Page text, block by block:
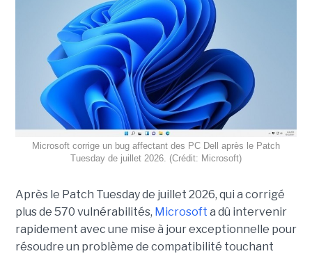
Microsoft corrige un bug affectant des PC Dell après le Patch
Tuesday de juillet 2026. (Crédit: Microsoft)
Après le Patch Tuesday de juillet 2026, qui a corrigé
plus de 570 vulnérabilités, Microsoft a dû intervenir
rapidement avec une mise à jour exceptionnelle pour
résoudre un problème de compatibilité touchant